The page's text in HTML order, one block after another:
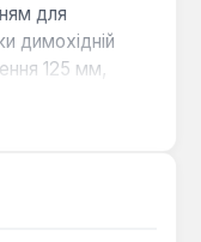
для
димохідній
125 мм,
та